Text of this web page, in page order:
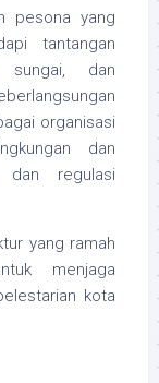
pesona yang
tantangan
sungai, dan
organisasi
dan
dan regulasi
yang ramah
menjaga
kota